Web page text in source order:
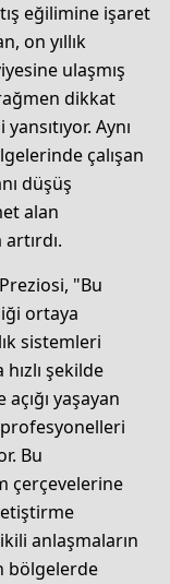
eğilimine işaret
on yıllık
ulaşmış
dikkat
Aynı
çalışan
düşüş
alan
"Bu
ortaya
sistemleri
şekilde
yaşayan
Bu
çerçevelerine
anlaşmaların
bölgelerde